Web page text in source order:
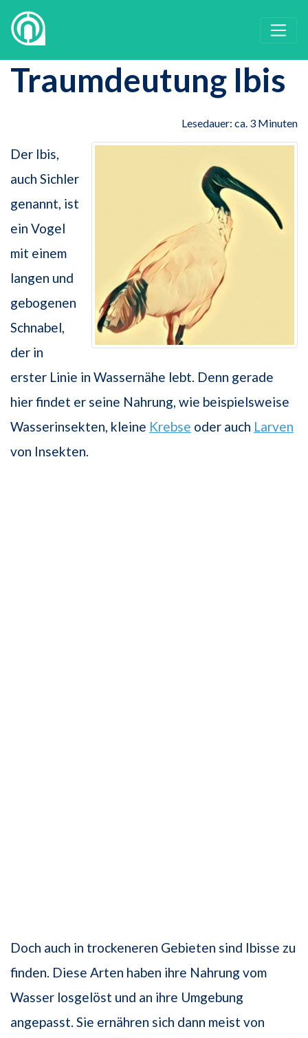
Traumdeutung Ibis
Lesedauer: ca. 3 Minuten
Der Ibis,
auch Sichler
genannt, ist
ein Vogel
mit einem
langen und
gebogenen
Schnabel,
der in
erster Linie in Wassernähe lebt. Denn gerade
hier findet er seine Nahrung, wie beispielsweise
Wasserinsekten, kleine Krebse oder auch Larven
von Insekten.
Doch auch in trockeneren Gebieten sind Ibisse zu
finden. Diese Arten haben ihre Nahrung vom
Wasser losgelöst und an ihre Umgebung
angepasst. Sie ernähren sich dann meist von